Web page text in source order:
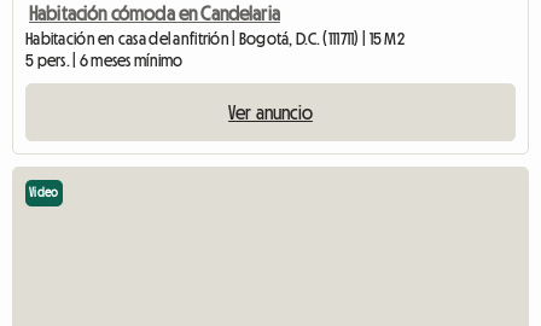
Habitación cómoda en Candelaria
Habitación en casa del anfitrión | Bogotá, D.C. (111711) | 15 M2
5 pers. | 6 meses mínimo
Ver anuncio
Video